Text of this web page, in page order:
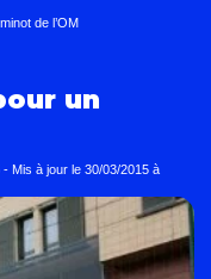
de l’OM
un
- Mis à jour le 30/03/2015 à